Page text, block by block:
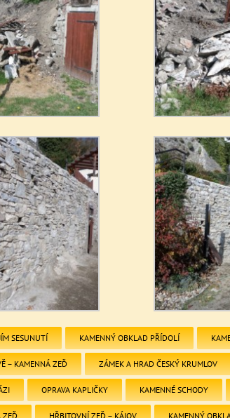
SESUNUTÍ KAMENNÝ OBKLAD PŘÍDOLÍ
– KAMENNÁ ZEĎ ZÁMEK A HRAD ČESKÝ KRUMLOV
OPRAVA KAPLIČKY KAMENNÉ SCHODY
ZEĎ HŘBITOVNÍ ZEĎ – KÁJOV KAMENNÝ